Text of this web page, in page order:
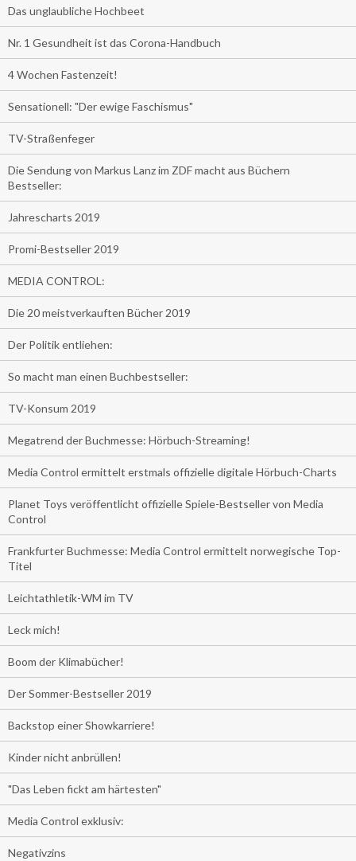
Das unglaubliche Hochbeet
Nr. 1 Gesundheit ist das Corona-Handbuch
4 Wochen Fastenzeit!
Sensationell: "Der ewige Faschismus"
TV-Straßenfeger
Die Sendung von Markus Lanz im ZDF macht aus Büchern
Bestseller:
Jahrescharts 2019
Promi-Bestseller 2019
MEDIA CONTROL:
Die 20 meistverkauften Bücher 2019
Der Politik entliehen:
So macht man einen Buchbestseller:
TV-Konsum 2019
Megatrend der Buchmesse: Hörbuch-Streaming!
Media Control ermittelt erstmals offizielle digitale Hörbuch-Charts
Planet Toys veröffentlicht offizielle Spiele-Bestseller von Media
Control
Frankfurter Buchmesse: Media Control ermittelt norwegische Top-
Titel
Leichtathletik-WM im TV
Leck mich!
Boom der Klimabücher!
Der Sommer-Bestseller 2019
Backstop einer Showkarriere!
Kinder nicht anbrüllen!
"Das Leben fickt am härtesten"
Media Control exklusiv:
Negativzins